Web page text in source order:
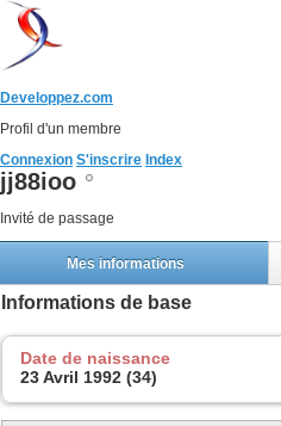
Developpez.com
Profil d'un membre
Connexion S'inscrire Index
jj88ioo
Invité de passage
Mes informations
Informations de base
Date de naissance
23 Avril 1992 (34)